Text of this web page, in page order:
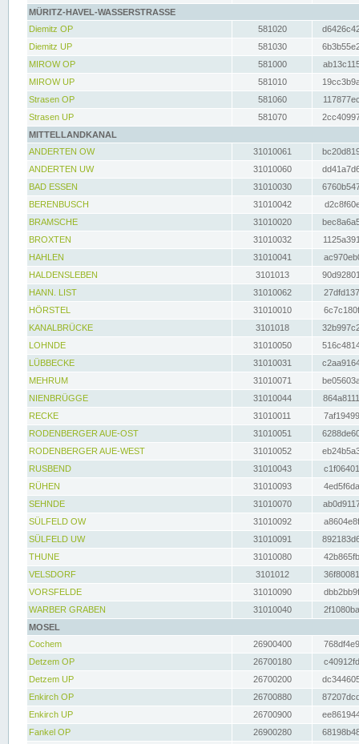
MÜRITZ-HAVEL-WASSERSTRASSE
Diemitz OP
581020
Diemitz UP
581030
MIROW OP
581000
MIROW UP
581010
Strasen OP
581060
Strasen UP
581070
MITTELLANDKANAL
ANDERTEN OW
31010061
ANDERTEN UW
31010060
BAD ESSEN
31010030
BERENBUSCH
31010042
BRAMSCHE
31010020
BROXTEN
31010032
HAHLEN
31010041
HALDENSLEBEN
3101013
HANN. LIST
31010062
HÖRSTEL
31010010
KANALBRÜCKE
3101018
LOHNDE
31010050
LÜBBECKE
31010031
MEHRUM
31010071
NIENBRÜGGE
31010044
RECKE
31010011
RODENBERGER AUE-OST
31010051
RODENBERGER AUE-WEST
31010052
RUSBEND
31010043
RÜHEN
31010093
SEHNDE
31010070
SÜLFELD OW
31010092
SÜLFELD UW
31010091
THUNE
31010080
VELSDORF
3101012
VORSFELDE
31010090
WARBER GRABEN
31010040
MOSEL
Cochem
26900400
Detzem OP
26700180
Detzem UP
26700200
Enkirch OP
26700880
Enkirch UP
26700900
Fankel OP
26900280